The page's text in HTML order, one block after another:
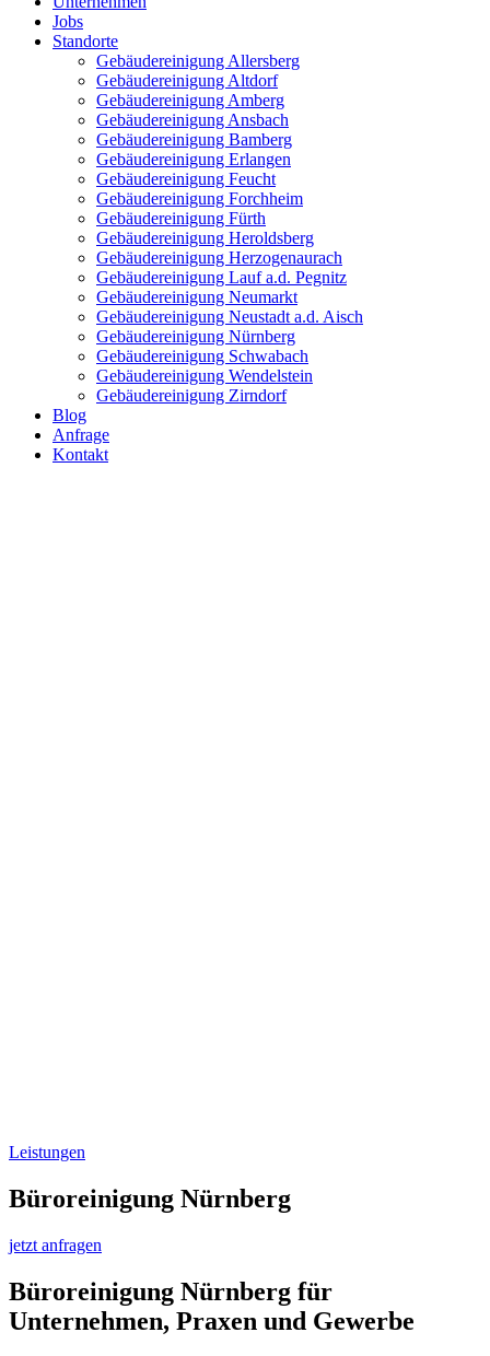
Jobs
Standorte
Gebäudereinigung Allersberg
Gebäudereinigung Altdorf
Gebäudereinigung Amberg
Gebäudereinigung Ansbach
Gebäudereinigung Bamberg
Gebäudereinigung Erlangen
Gebäudereinigung Feucht
Gebäudereinigung Forchheim
Gebäudereinigung Fürth
Gebäudereinigung Heroldsberg
Gebäudereinigung Herzogenaurach
Gebäudereinigung Lauf a.d. Pegnitz
Gebäudereinigung Neumarkt
Gebäudereinigung Neustadt a.d. Aisch
Gebäudereinigung Nürnberg
Gebäudereinigung Schwabach
Gebäudereinigung Wendelstein
Gebäudereinigung Zirndorf
Blog
Anfrage
Kontakt
Leistungen
Büroreinigung Nürnberg
jetzt anfragen
Büroreinigung Nürnberg für
Unternehmen, Praxen und Gewerbe